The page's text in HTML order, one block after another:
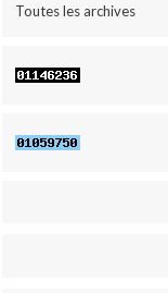
Toutes les archives